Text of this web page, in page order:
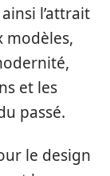
l’attrait
modèles,
et les
passé.
le design